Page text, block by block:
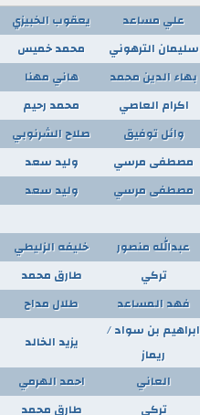
علي مساعد يعقوب الخبيزي
سليمان الترهوني محمد خميس
بهاء الدين محمد هاني مهنا
اكرام العاصي محمد رحيم
وائل توفيق صلاح الشرنوبي
مصطفى مرسي وليد سعد
مصطفى مرسي وليد سعد
عبدالله منصور خليفه الزليطي
تركي طارق محمد
فهد المساعد طلال مداح
ابراهيم بن سواد /
ريماز
يزيد الخالد
العاني احمد الهرمي
تركي طارق محمد